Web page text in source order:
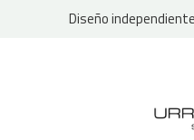
Diseño